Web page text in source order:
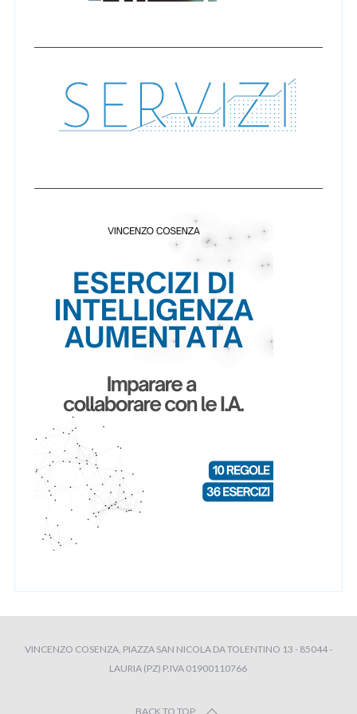
VINCENZO COSENZA, PIAZZA SAN NICOLA DA TOLENTINO 13 - 85044 -
LAURIA (PZ) P.IVA 01900110766
BACK TO TOP